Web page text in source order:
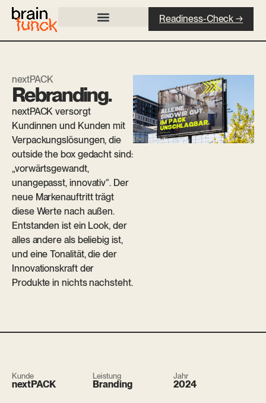
Readiness-Check →
nextPACK
Rebranding.
nextPACK versorgt
Kundinnen und Kunden mit
Verpackungslösungen, die
outside the box gedacht sind:
„vorwärtsgewandt,
unangepasst, innovativ“. Der
neue Markenauftritt trägt
diese Werte nach außen.
Entstanden ist ein Look, der
alles andere als beliebig ist,
und eine Tonalität, die der
Innovationskraft der
Produkte in nichts nachsteht.
Kunde
nextPACK
Leistung
Branding
Jahr
2024